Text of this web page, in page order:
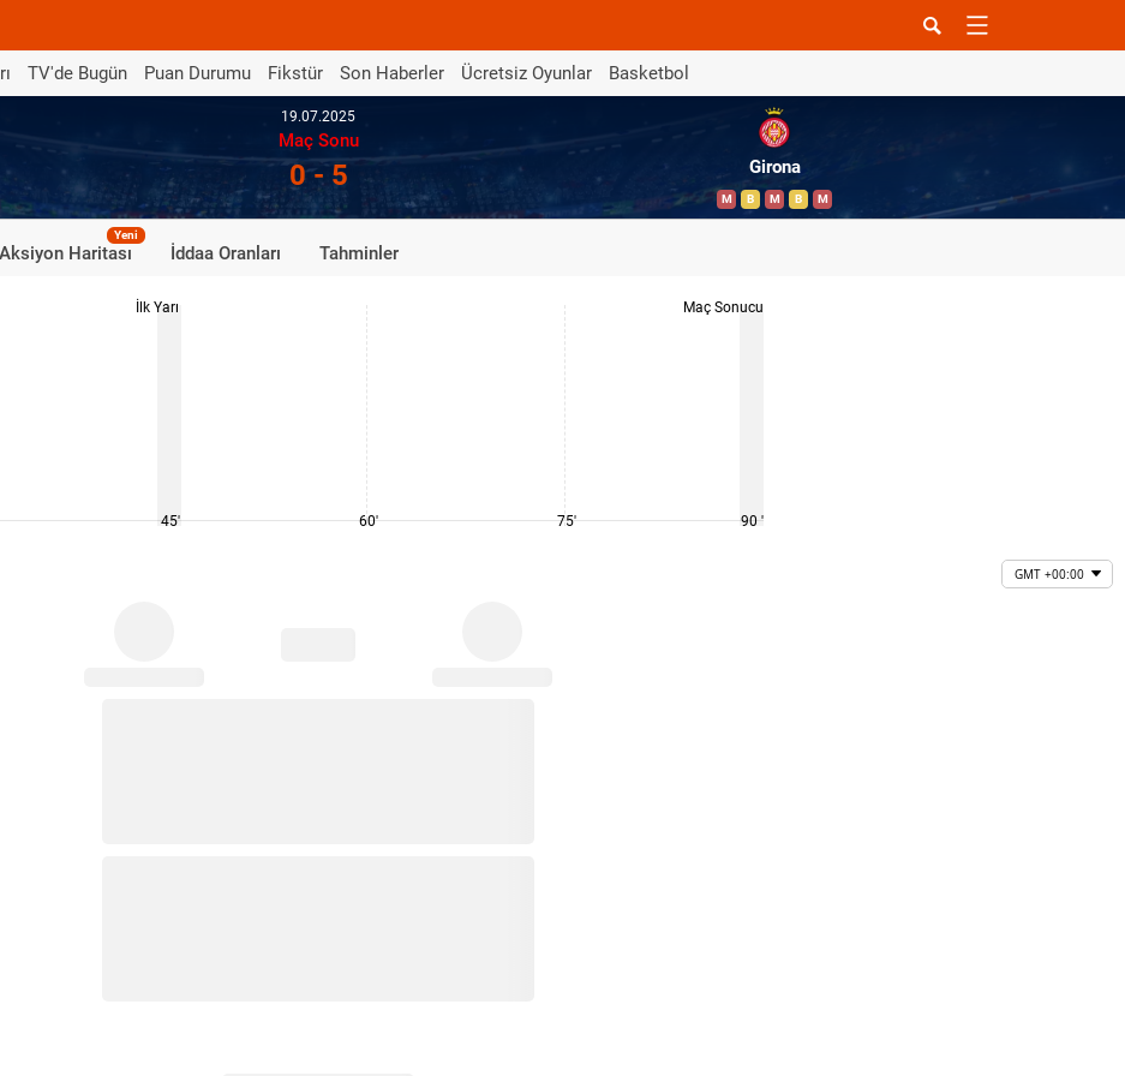
TV'de Bugün Puan Durumu Fikstür Son Haberler Ücretsiz Oyunlar Basketbol
19.07.2025
Maç Sonu
0 - 5 Girona
M B M B M
Aksiyon Haritası
Yeni
İddaa Oranları Tahminler
İlk Yarı
45' 60' 75'
Maç Sonucu
90 '
GMT +00:00